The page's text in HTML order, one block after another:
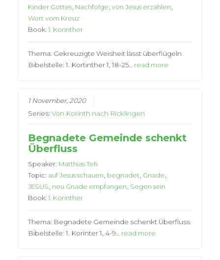
Kinder Gottes Nachfolge ,von Jesus erzählen
Wort vom Kreuz
Book:1. Korinther
Thema: Gekreuzigte Weisheit lässt überflügeln
Bibelstelle: 1. Kortinther 1, 18-25… read more
1 November, 2020
Series:Von Korinth nach Ricklingen
Begnadete Gemeinde schenkt
Überfluss
Speaker: Matthias Teh
Topic: auf Jesus schauen begnadet Gnade
JESUS neu Gnade empfangen Segen sein
Book:1. Korinther
Thema: Begnadete Gemeinde schenkt Überfluss
Bibelstelle: 1. Korinter 1, 4-9… read more